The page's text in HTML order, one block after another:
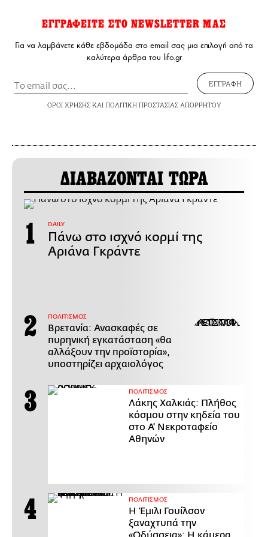
ΕΓΓΡΑΦΕΙΤΕ ΣΤΟ NEWSLETTER ΜΑΣ
Για να λαμβάνετε κάθε εβδομάδα στο email σας μια επιλογή από τα
καλύτερα άρθρα του lifo.gr
ΕΓΓΡΑΦΗ
ΟΡΟΙ ΧΡΗΣΗΣΚΑΙ ΠΟΛΙΤΙΚΗ ΠΡΟΣΤΑΣΙΑΣ ΑΠΟΡΡΗΤΟΥ
ΔΙΑΒΑΖΟΝΤΑΙ ΤΩΡΑ
DAILY
Πάνω στο ισχνό κορμί της
Αριάνα Γκράντε
ΠΟΛΙΤΙΣΜΟΣ
Βρετανία: Ανασκαφές σε
πυρηνική εγκατάσταση «θα
αλλάξουν την προϊστορία»,
υποστηρίζει αρχαιολόγος
ΠΟΛΙΤΙΣΜΟΣ
Λάκης Χαλκιάς: Πλήθος
κόσμου στην κηδεία του
στο Α' Νεκροταφείο
Αθηνών
ΠΟΛΙΤΙΣΜΟΣ
Η Έμιλι Γουίλσον
ξαναχτυπά την